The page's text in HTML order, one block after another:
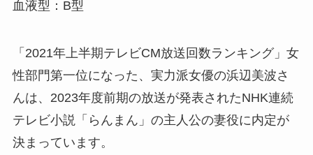
血液型：B型
「2021年上半期テレビCM放送回数ランキング」女
性部門第一位になった、実力派女優の浜辺美波さ
んは、2023年度前期の放送が発表されたNHK連続
テレビ小説「らんまん」の主人公の妻役に内定が
決まっています。